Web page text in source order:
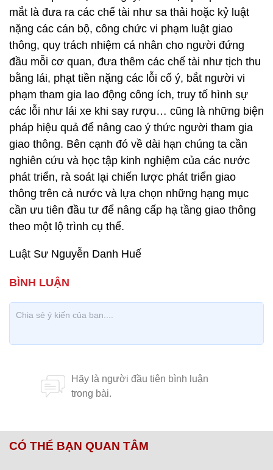
mắt là đưa ra các chế tài như sa thải hoặc kỷ luật
nặng các cán bộ, công chức vi phạm luật giao
thông, quy trách nhiệm cá nhân cho người đứng
đầu mỗi cơ quan, đưa thêm các chế tài như tịch thu
bằng lái, phạt tiền nặng các lỗi cố ý, bắt người vi
phạm tham gia lao động công ích, truy tố hình sự
các lỗi như lái xe khi say rượu… cũng là những biện
pháp hiệu quả để nâng cao ý thức người tham gia
giao thông. Bên cạnh đó về dài hạn chúng ta cần
nghiên cứu và học tập kinh nghiệm của các nước
phát triển, rà soát lại chiến lược phát triển giao
thông trên cả nước và lựa chọn những hạng mục
cần ưu tiên đầu tư để nâng cấp hạ tầng giao thông
theo một lộ trình cụ thể.
Luật Sư Nguyễn Danh Huế
CÓ THỂ BẠN QUAN TÂM